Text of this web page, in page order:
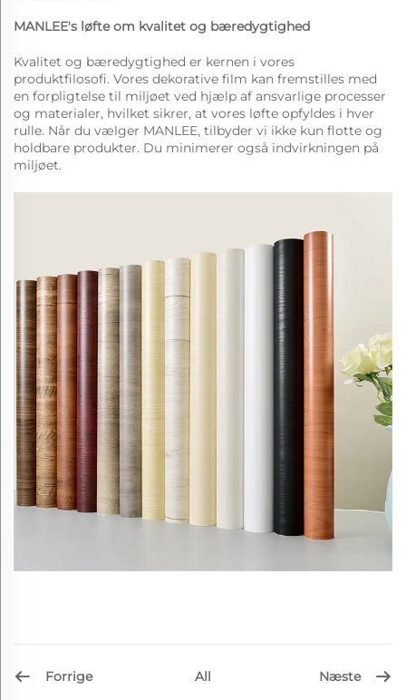
MANLEE's løfte om kvalitet og bæredygtighed
Kvalitet og bæredygtighed er kernen i vores
produktfilosofi. Vores dekorative film kan fremstilles med
en forpligtelse til miljøet ved hjælp af ansvarlige processer
og materialer, hvilket sikrer, at vores løfte opfyldes i hver
rulle. Når du vælger MANLEE, tilbyder vi ikke kun flotte og
holdbare produkter. Du minimerer også indvirkningen på
miljøet.
Forrige All Næste